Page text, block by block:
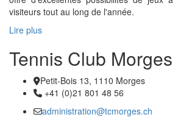
visiteurs tout au long de l'année.
Lire plus
Tennis Club Morges
Adresse
Petit-Bois 13, 1110 Morges
Téléphone:
+41 (0)21 801 48 56
Email :
administration@tcmorges.ch